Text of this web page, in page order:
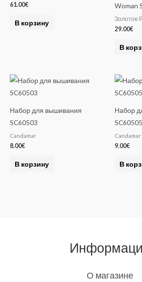
61.00€
В корзину
Woman
Золотое
29.00€
В
Набор для вышивания
SC60503
Candamar
8.00€
В корзину
Набор
SC60505
Candamar
9.00€
В
О магазине